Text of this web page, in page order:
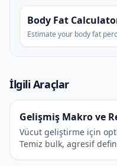
Body Fat
Estimate your body fat
İlgili Araçlar
Gelişmiş Makro ve
Vücut geliştirme için
Temiz bulk, agresif